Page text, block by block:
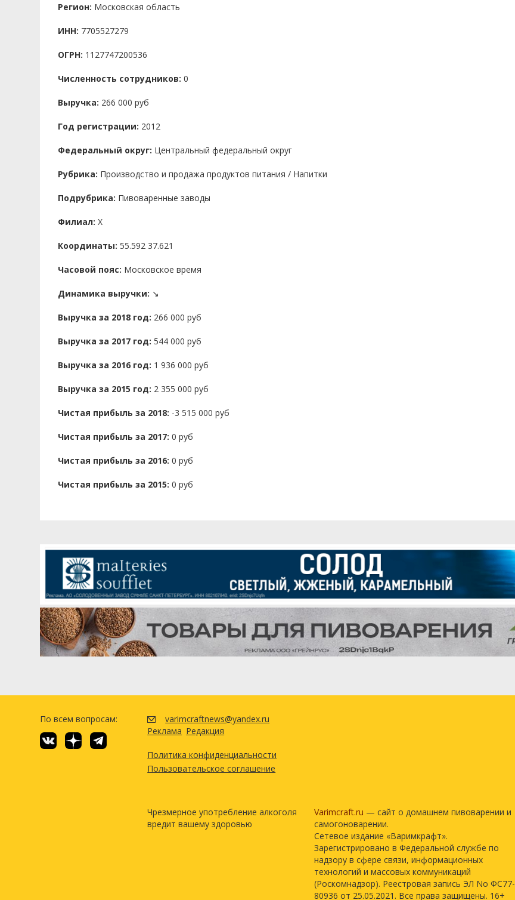
Регион: Московская область
ИНН: 7705527279
ОГРН: 1127747200536
Численность сотрудников: 0
Выручка: 266 000 руб
Год регистрации: 2012
Федеральный округ: Центральный федеральный округ
Рубрика: Производство и продажа продуктов питания / Напитки
Подрубрика: Пивоваренные заводы
Филиал: X
Координаты: 55.592 37.621
Часовой пояс: Московское время
Динамика выручки: ↘
Выручка за 2018 год: 266 000 руб
Выручка за 2017 год: 544 000 руб
Выручка за 2016 год: 1 936 000 руб
Выручка за 2015 год: 2 355 000 руб
Чистая прибыль за 2018: -3 515 000 руб
Чистая прибыль за 2017: 0 руб
Чистая прибыль за 2016: 0 руб
Чистая прибыль за 2015: 0 руб
По всем вопросам:
varimcraftnews@yandex.ru
Реклама Редакция
Политика конфиденциальности
Пользовательское соглашение
Чрезмерное употребление алкоголя
вредит вашему здоровью
Varimcraft.ru — сайт о домашнем пивоварении и
самогоноварении.
Сетевое издание «Варимкрафт».
Зарегистрировано в Федеральной службе по
надзору в сфере связи, информационных
технологий и массовых коммуникаций
(Роскомнадзор). Реестровая запись ЭЛ No ФС77-
80936 от 25.05.2021. Все права защищены. 16+